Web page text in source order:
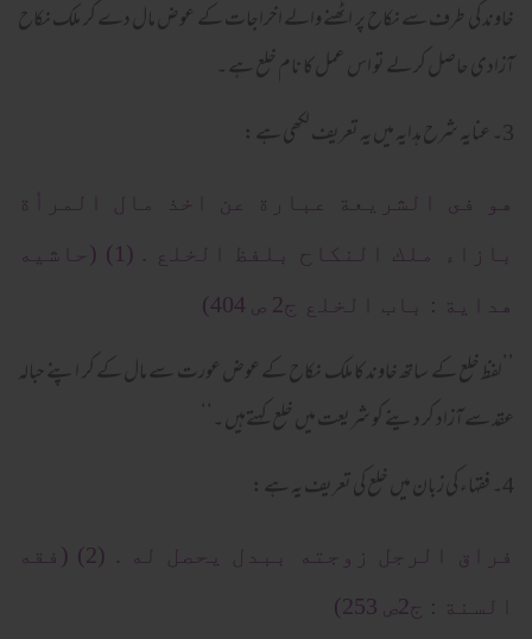
خاوند کی طرف سے نکاح پر اٹھنے والے اخراجات کے عوض مال دے کر ملک نکاح
آزادی حاصل کر لے تو اس عمل کا نام خلع ہے ۔
3۔ عنایہ شرح ہدایہ میں یہ تعریف لکھی ہے :
هو فى الشريعة عبارة عن اخذ مال المرأة
بازاء ملك النكاح بلفظ الخلع . (1) (حاشيه
هداية : باب الخلع ج2 ص 404)
’’لفظ خلع کے ساتھ خاوند کا ملک نکاح کے عوض عورت سے مال کے کر اپنے حبالہ
عقد سے آزاد کر دینے کو شریعت میں خلع کہتےہیں ۔‘‘
4۔ فقہاء کی زبان میں خلع کی تعریف یہ ہے :
فراق الرجل زوجته ببدل يحصل له . (2) (فقه
السنة : ج2ص 253)